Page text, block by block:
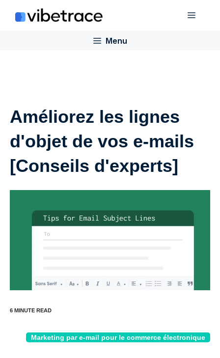
Menu
Menu
Améliorez les lignes
d'objet de vos e-mails
[Conseils d'experts]
Marketing par e-mail pour le commerce électronique